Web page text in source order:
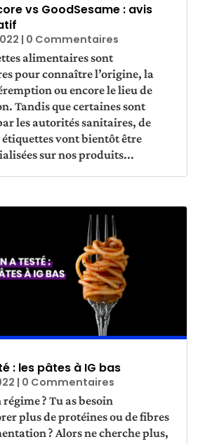
vs GoodSesame : avis
| 0 Commentaires
alimentaires sont
pour connaître l’origine, la
ou encore le lieu de
Tandis que certaines sont
les autorités sanitaires, de
vont bientôt être
sur nos produits...
: les pâtes à IG bas
| 0 Commentaires
? Tu as besoin
plus de protéines ou de fibres
? Alors ne cherche plus,